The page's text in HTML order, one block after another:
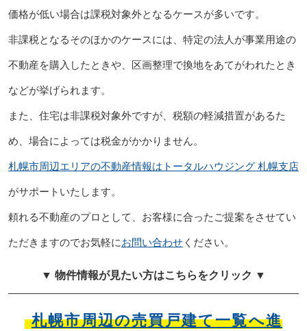
価格が低い場合は課税対象外となるケースが多いです。
非課税となるそのほかのケースには、特定の法人が事業用途の
不動産を購入したときや、区画整理で換地をあてがわれたとき
などが挙げられます。
また、住宅は非課税対象外ですが、税額の軽減措置があるた
め、場合によっては税金がかかりません。
札幌市周辺エリアの不動産情報はトータルハウジング 札幌支店
がサポートいたします。
頼れる不動産のプロとして、お客様に合ったご提案をさせてい
ただきますのでお気軽にお問い合わせください。
▼ 物件情報が見たい方はこちらをクリック ▼
札幌市周辺の売買戸建て一覧へ進